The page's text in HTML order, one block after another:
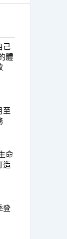
己
體
至
命
造
登